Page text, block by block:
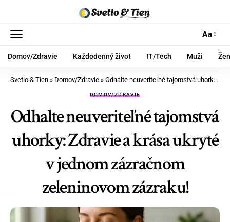
Aa
Domov/Zdravie Každodenný život IT/Tech Muži
Svetlo & Tien » Domov/Zdravie » Odhalte neuveriteľné tajomstvá uhorky: Zdravie a krása ukryté v jednom zázračnom zeleninovom zázraku!
DOMOV/ZDRAVIE
Odhalte neuveriteľné tajomstvá
uhorky: Zdravie a krása ukryté
v jednom zázračnom
zeleninovom zázraku!